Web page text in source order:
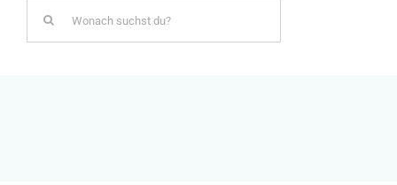
Search
for:
BOTSCHAFTER WERDEN!